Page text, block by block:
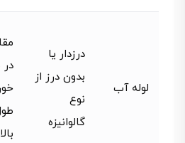
لوله آب
درزدار یا
بدون درز از
نوع
گالوانیزه
در
بالا